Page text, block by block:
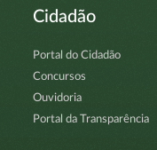
Cidadão
Portal do Cidadão
Concursos
Ouvidoria
Portal da Transparência